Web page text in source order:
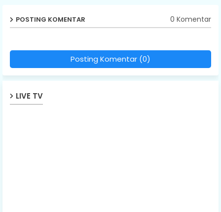
POSTING KOMENTAR 0 Komentar
Posting Komentar (0)
LIVE TV